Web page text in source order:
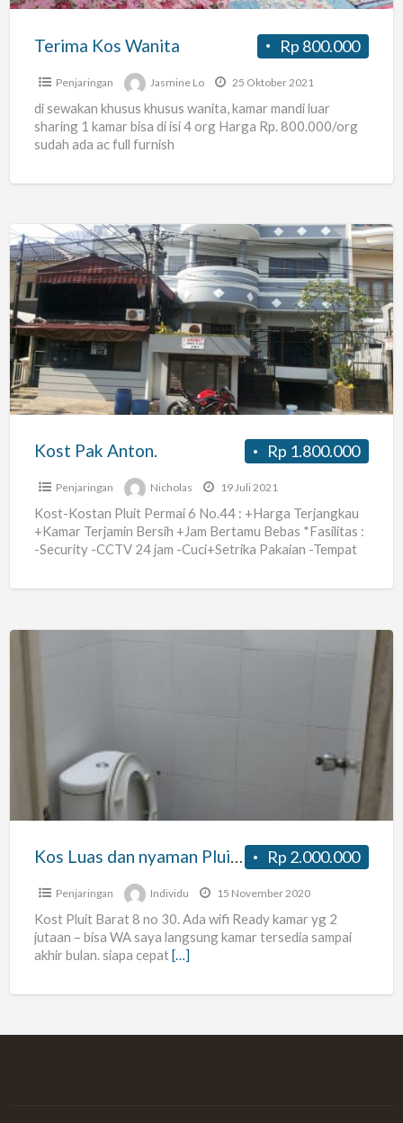
Rp 800.000
Terima Kos Wanita
Penjaringan Jasmine Lo 25 Oktober 2021
di sewakan khusus khusus wanita, kamar mandi luar
sharing 1 kamar bisa di isi 4 org Harga Rp. 800.000/org
sudah ada ac full furnish
Kost
Pak
Anton.
Rp 1.800.000
Kost Pak Anton.
Penjaringan Nicholas 19 Juli 2021
Kost-Kostan Pluit Permai 6 No.44 : +Harga Terjangkau
+Kamar Terjamin Bersih +Jam Bertamu Bebas *Fasilitas :
-Security -CCTV 24 jam -Cuci+Setrika Pakaian -Tempat
wifi
Rp 2.000.000
Kos Luas dan nyaman Pluit & wifi
Penjaringan Individu 15 November 2020
Kost Pluit Barat 8 no 30. Ada wifi Ready kamar yg 2
jutaan – bisa WA saya langsung kamar tersedia sampai
akhir bulan. siapa cepat[…]